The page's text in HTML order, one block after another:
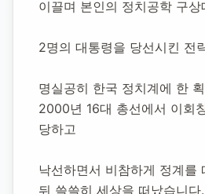
이끌며 본인의 정치공학 구상
2명의 대통령을 당선시킨 전
명실공히 한국 정치계에 한
2000년 16대 총선에서 이회
당하고
낙선하면서 비참하게 정계를
뒤 쓸쓸히 세상을 떠났습니다.